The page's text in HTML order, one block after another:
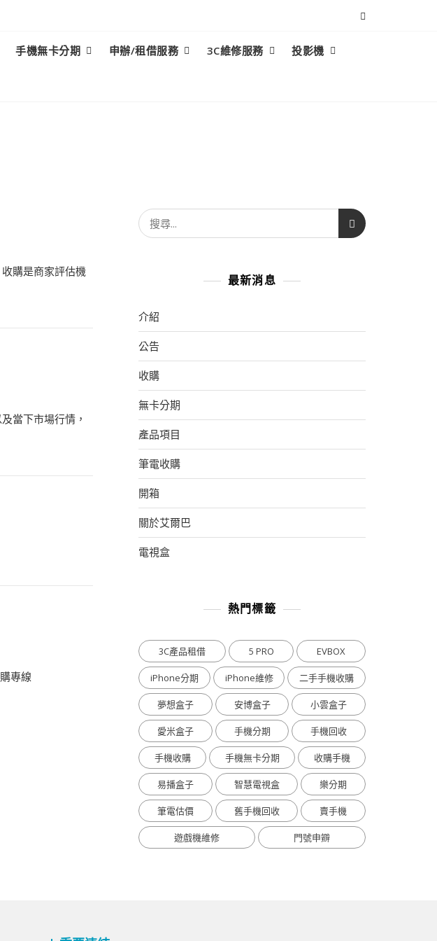
手機無卡分期 申辦/租借服務 3C維修服務 投影機
購是商家評估機
當下市場行情，
專線
搜
尋
最新消息
介紹
公告
收購
無卡分期
產品項目
筆電收購
開箱
關於艾爾巴
電視盒
熱門標籤
3C產品租借 5 PRO EVBOX
iPhone分期 iPhone維修 二手手機收購
夢想盒子 安博盒子 小雲盒子
愛米盒子 手機分期 手機回收
手機收購 手機無卡分期 收購手機
易播盒子 智慧電視盒 樂分期
筆電估價 舊手機回收 賣手機
遊戲機維修 門號申辧